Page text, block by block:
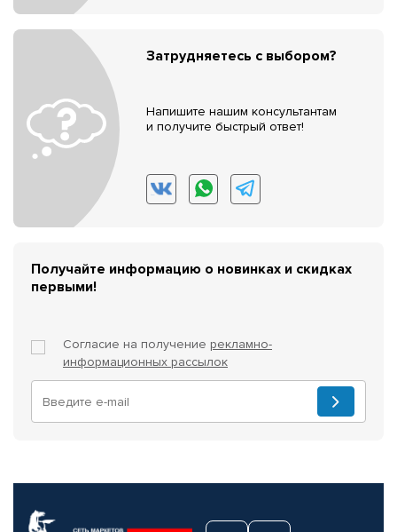
Затрудняетесь с выбором?
Напишите нашим консультантам
и получите быстрый ответ!
Получайте информацию о новинках и скидках
первыми!
Согласие на получение рекламно-
информационных рассылок